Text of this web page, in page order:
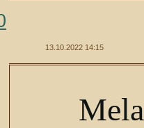
13.10.2022 14:15